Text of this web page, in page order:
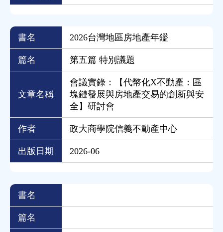
書名 2026台灣地區房地產年鑑
篇名 第五篇 特別議題
文章名稱
會議實錄：【代幣化X不動產：區
塊鏈發展與房地產交易的創新與安
全】研討會
作者 政大商學院信義不動產中心
出版日期 2026-06
書名
篇名